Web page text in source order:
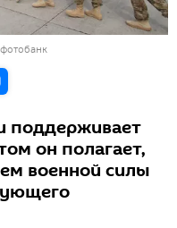
поддерживает
он полагает,
военной силы